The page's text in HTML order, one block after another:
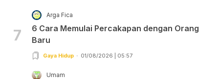
7
Arga Fica
6 Cara Memulai Percakapan dengan Orang
Baru
Gaya Hidup 01/08/2026 | 05:57
Umam